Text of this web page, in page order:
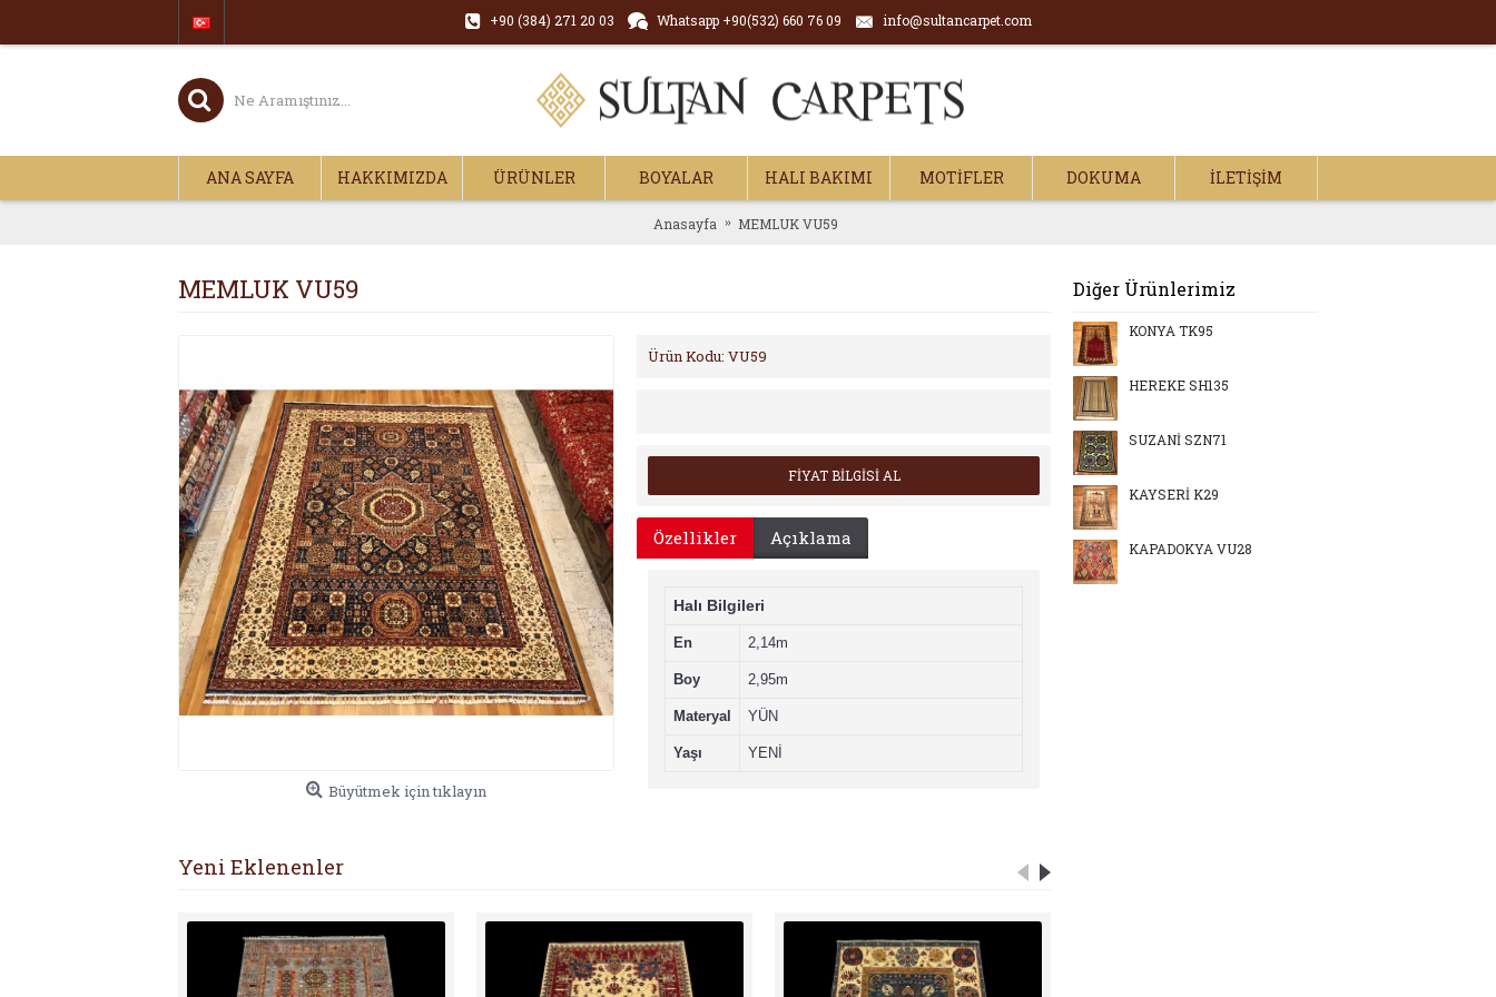
+90 (384) 271 20 03 Whatsapp +90(532) 660 76 09 info@sultancarpet.com
ANA SAYFA HAKKIMIZDA ÜRÜNLER BOYALAR HALI BAKIMI MOTİFLER DOKUMA İLETIŞIM
Anasayfa MEMLUK VU59
Diğer Ürünlerimiz
KONYA TK95
HEREKE SH135
SUZANİ SZN71
KAYSERİ K29
KAPADOKYA VU28
MEMLUK VU59
Büyütmek için tıklayın
Ürün Kodu: VU59
FİYAT BİLGİSİ AL
Özellikler Açıklama
Halı Bilgileri
En 2,14m
Boy 2,95m
Materyal YÜN
Yaşı YENİ
Yeni Eklenenler